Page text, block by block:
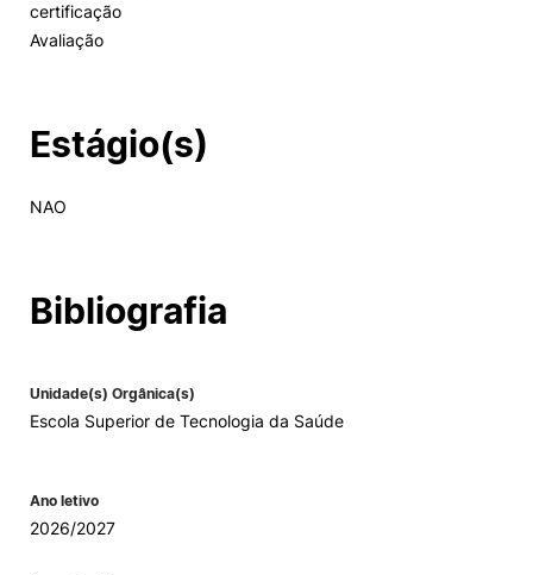
Projetos PRR
Eventos
Política de Privacidade e Cookies
certificação
Avaliação
Estágio(s)
NAO
Bibliografia
Unidade(s) Orgânica(s)
Escola Superior de Tecnologia da Saúde
Ano letivo
2026/2027